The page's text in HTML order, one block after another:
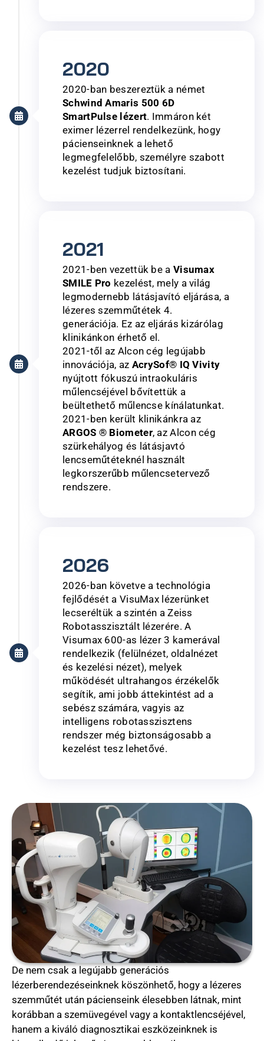
2020
2020-ban beszereztük a német
Schwind Amaris 500 6D
SmartPulse lézert. Immáron két
eximer lézerrel rendelkezünk, hogy
pácienseinknek a lehető
legmegfelelőbb, személyre szabott
kezelést tudjuk biztosítani.
2021
2021-ben vezettük be a Visumax
SMILE Pro kezelést, mely a világ
legmodernebb látásjavító eljárása, a
lézeres szemműtétek 4.
generációja. Ez az eljárás kizárólag
klinikánkon érhető el.
2021-től az Alcon cég legújabb
innovációja, az AcrySof® IQ Vivity
nyújtott fókuszú intraokuláris
műlencséjével bővítettük a
beültethető műlencse kínálatunkat.
2021-ben került klinikánkra az
ARGOS ® Biometer, az Alcon cég
szürkehályog és látásjavtó
lencseműtéteknél használt
legkorszerűbb műlencsetervező
rendszere.
2026
2026-ban követve a technológia
fejlődését a VisuMax lézerünket
lecseréltük a szintén a Zeiss
Robotasszisztált lézerére. A
Visumax 600-as lézer 3 kamerával
rendelkezik (felülnézet, oldalnézet
és kezelési nézet), melyek
működését ultrahangos érzékelők
segítik, ami jobb áttekintést ad a
sebész számára, vagyis az
intelligens robotasszisztens
rendszer még biztonságosabb a
kezelést tesz lehetővé.
De nem csak a legújabb generációs
lézerberendezéseinknek köszönhető, hogy a lézeres
szemműtét után pácienseink élesebben látnak, mint
korábban a szemüvegével vagy a kontaktlencséjével,
hanem a kiváló diagnosztikai eszközeinknek is